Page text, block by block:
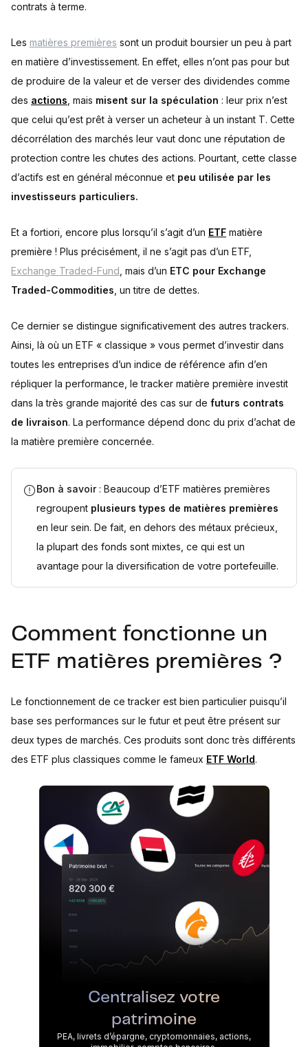
contrats à terme.
Les matières premières sont un produit boursier un peu à part
en matière d’investissement. En effet, elles n’ont pas pour but
de produire de la valeur et de verser des dividendes comme
des actions , mais misent sur la spéculation : leur prix n’est
que celui qu’est prêt à verser un acheteur à un instant T. Cette
décorrélation des marchés leur vaut donc une réputation de
protection contre les chutes des actions. Pourtant, cette classe
d’actifs est en général méconnue et peu utilisée par les
investisseurs particuliers.
Et a fortiori, encore plus lorsqu’il s’agit d’un ETF matière
première ! Plus précisément, il ne s’agit pas d’un ETF,
Exchange Traded-Fund , mais d’un ETC pour Exchange
Traded-Commodities , un titre de dettes.
Ce dernier se distingue significativement des autres trackers.
Ainsi, là où un ETF « classique » vous permet d’investir dans
toutes les entreprises d’un indice de référence afin d’en
répliquer la performance, le tracker matière première investit
dans la très grande majorité des cas sur de futurs contrats
de livraison. La performance dépend donc du prix d’achat de
la matière première concernée.
Bon à savoir : Beaucoup d’ETF matières premières
regroupent plusieurs types de matières premières
en leur sein. De fait, en dehors des métaux précieux,
la plupart des fonds sont mixtes, ce qui est un
avantage pour la diversification de votre portefeuille.
Comment fonctionne un
ETF matières premières ?
Le fonctionnement de ce tracker est bien particulier puisqu’il
base ses performances sur le futur et peut être présent sur
deux types de marchés. Ces produits sont donc très différents
des ETF plus classiques comme le fameux ETF World.
Centralisez votre
patrimoine
PEA, livrets d’épargne, cryptomonnaies, actions,